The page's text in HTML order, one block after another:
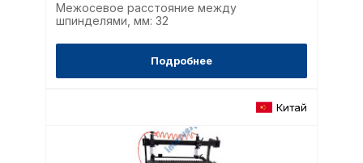
Межосевое расстояние между
шпинделями, мм: 32
Подробнее
Китай